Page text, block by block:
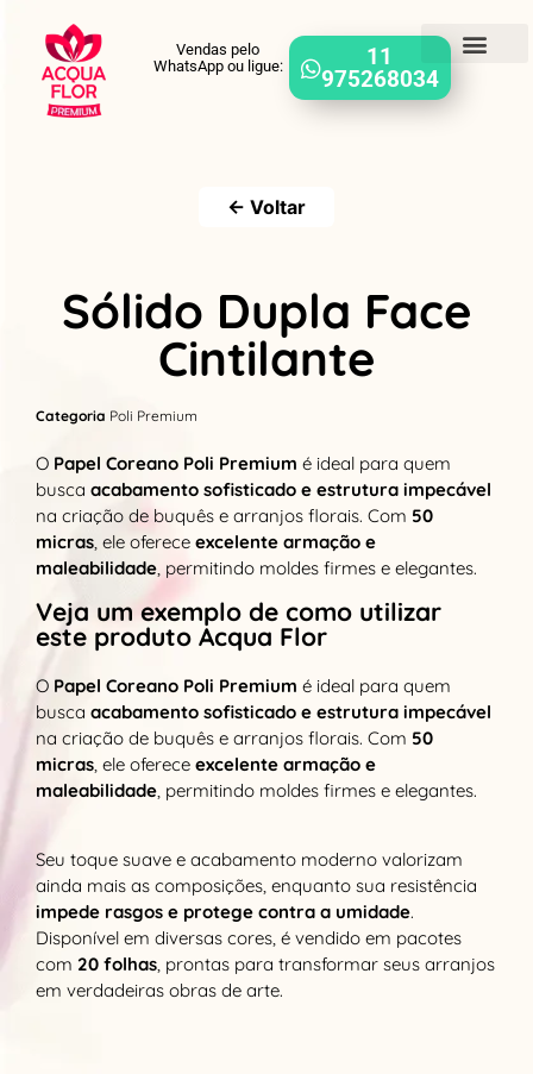
Vendas pelo
WhatsApp ou ligue:
11
975268034
← Voltar
Sólido Dupla Face
Cintilante
Categoria Poli Premium
O Papel Coreano Poli Premium é ideal para quem
busca acabamento sofisticado e estrutura impecável
na criação de buquês e arranjos florais. Com 50
micras, ele oferece excelente armação e
maleabilidade, permitindo moldes firmes e elegantes.
Veja um exemplo de como utilizar
este produto Acqua Flor
O Papel Coreano Poli Premium é ideal para quem
busca acabamento sofisticado e estrutura impecável
na criação de buquês e arranjos florais. Com 50
micras , ele oferece excelente armação e
maleabilidade , permitindo moldes firmes e elegantes.
Seu toque suave e acabamento moderno valorizam
ainda mais as composições, enquanto sua resistência
impede rasgos e protege contra a umidade.
Disponível em diversas cores, é vendido em pacotes
com 20 folhas, prontas para transformar seus arranjos
em verdadeiras obras de arte.